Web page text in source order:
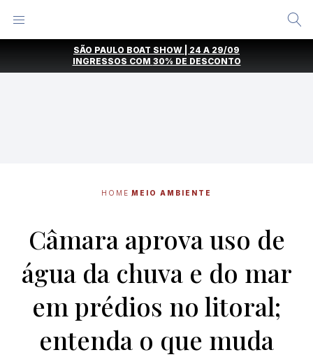
SÃO PAULO BOAT SHOW | 24 A 29/09
INGRESSOS COM 30% DE DESCONTO
HOME MEIO AMBIENTE
Câmara aprova uso de
água da chuva e do mar
em prédios no litoral;
entenda o que muda